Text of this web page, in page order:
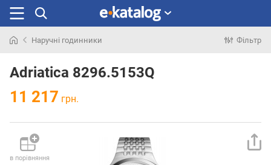
раніше
Наручні годинники Фільтр
Adriatica 8296.5153Q
11 217 грн.
в порівняння